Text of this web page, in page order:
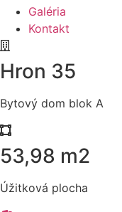
Galéria
Kontakt
Hron 35
Bytový dom blok A
53,98 m2
Úžitková plocha